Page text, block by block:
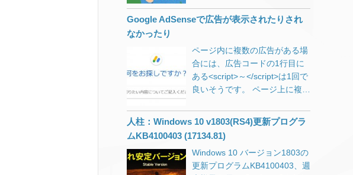
使用する 認証 使用する ユーザ
定」を表示します 複数のメール
アカウントを設定している場合
には、該当のプロファイルを選
択します。 Becky!基本設定の変
20180000_XXXXXXX_archive.z
ip installer.php database.sql
installer-data.sql .htaccess （旧
サイトで使用していた場合を除
く） installer-log.txt Contact
Form 7等でGoogleの
などは「サイト所有者のエラー:
サイトキーのドメインが無効で
す」と表示されていると思うの
で申請を忘れずに。 旧サイトへ
の301リダイレクト設定。
対応できるようにもなりまし
トを決めようか」と悩む出来事
がありました。 下記をご覧くだ
さい。このサイトの記事です。
見る人の設定次第で表示は大き
く異なる どちらも同じ記事で
す。 1枚目が私の見ている環
境、2枚目が一般的な表示環境
です。 このコンテンツは
「WordPress」＋「海外のテー
Google AdSenseで広告が表示されたりされ
なかったり
ページ内に複数の広告がある場
合には、広告コードの1行目に
ある<script>～</script>は1回で
良いそうです。 ページ上に複数
告ユニットに <script async
src=”//pagead2.googlesyndicati
on.com/pagead/js/adsbygoogle
.js”></script> を含める必要があ
りますか？ 非同期タグでしたの
人柱：Windows 10 v1803(RS4)更新プログラ
ムKB4100403 (17134.81)
Windows 10 バージョン1803の
更新プログラムKB4100403、週